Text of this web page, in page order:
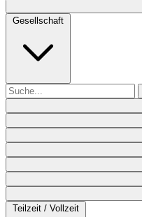
Gesellschaft
Teilzeit / Vollzeit